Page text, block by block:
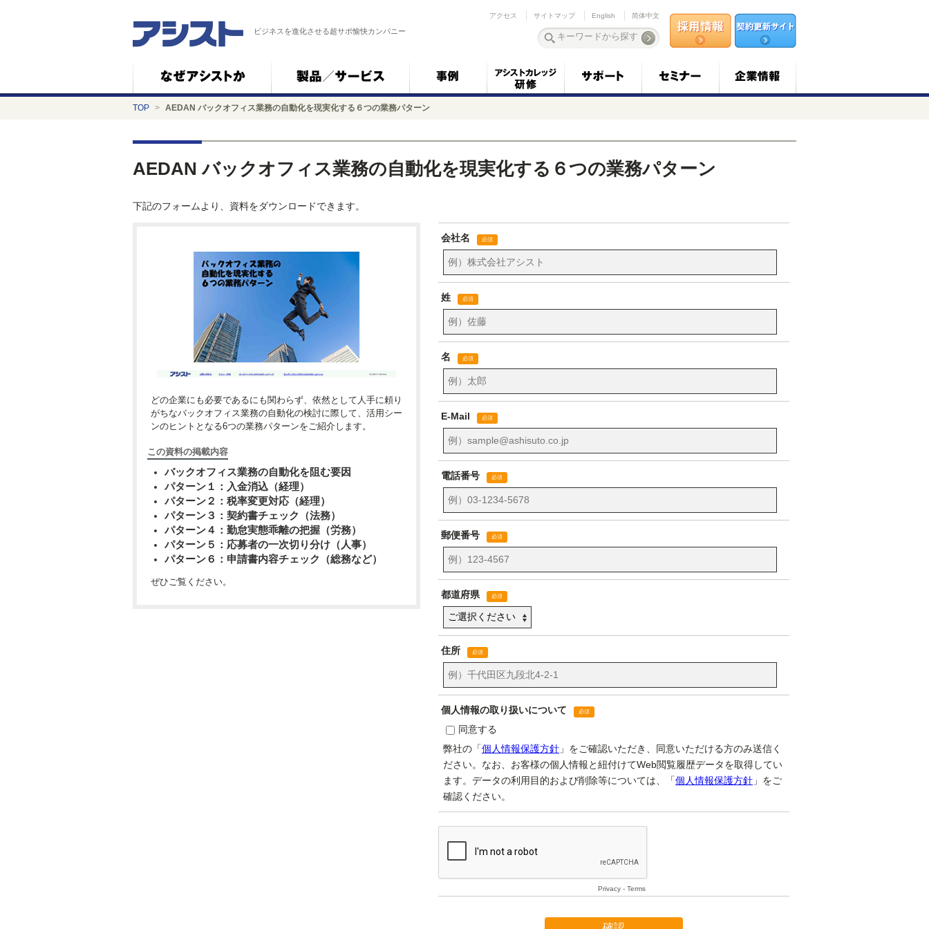
ビジネスを進化させる超サポ愉快カンパニー
アクセス サイトマップ English 简体中文
TOP > AEDAN バックオフィス業務の自動化を現実化する６つの業務パターン
AEDAN バックオフィス業務の自動化を現実化する６つの業務パターン
下記のフォームより、資料をダウンロードできます。
どの企業にも必要であるにも関わらず、依然として人手に頼り
がちなバックオフィス業務の自動化の検討に際して、活用シー
ンのヒントとなる6つの業務パターンをご紹介します。
この資料の掲載内容
バックオフィス業務の自動化を阻む要因
パターン１：入金消込（経理）
パターン２：税率変更対応（経理）
パターン３：契約書チェック（法務）
パターン４：勤怠実態乖離の把握（労務）
パターン５：応募者の一次切り分け（人事）
パターン６：申請書内容チェック（総務など）
ぜひご覧ください。